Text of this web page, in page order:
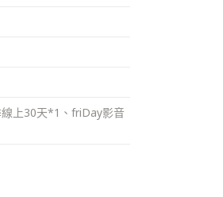
上30天*1、friDay影音